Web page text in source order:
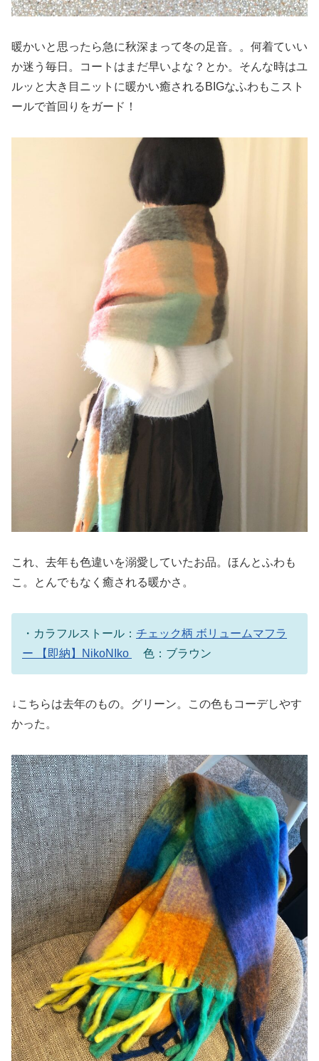
暖かいと思ったら急に秋深まって冬の足音。。何着ていい
か迷う毎日。コートはまだ早いよな？とか。そんな時はユ
ルッと大き目ニットに暖かい癒されるBIGなふわもこスト
ールで首回りをガード！
これ、去年も色違いを溺愛していたお品。ほんとふわも
こ。とんでもなく癒される暖かさ。
・カラフルストール： チェック柄 ボリュームマフラ
ー 【即納】NikoNIko
色：ブラウン
↓こちらは去年のもの。グリーン。この色もコーデしやす
かった。